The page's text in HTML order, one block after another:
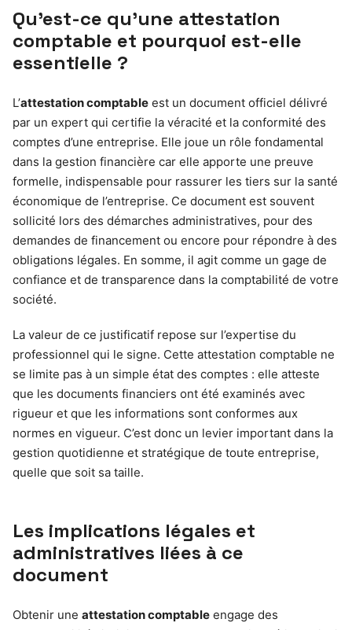
Qu’est-ce qu’une attestation
comptable et pourquoi est-elle
essentielle ?
L’attestation comptable est un document officiel délivré
par un expert qui certifie la véracité et la conformité des
comptes d’une entreprise. Elle joue un rôle fondamental
dans la gestion financière car elle apporte une preuve
formelle, indispensable pour rassurer les tiers sur la santé
économique de l’entreprise. Ce document est souvent
sollicité lors des démarches administratives, pour des
demandes de financement ou encore pour répondre à des
obligations légales. En somme, il agit comme un gage de
confiance et de transparence dans la comptabilité de votre
société.
La valeur de ce justificatif repose sur l’expertise du
professionnel qui le signe. Cette attestation comptable ne
se limite pas à un simple état des comptes : elle atteste
que les documents financiers ont été examinés avec
rigueur et que les informations sont conformes aux
normes en vigueur. C’est donc un levier important dans la
gestion quotidienne et stratégique de toute entreprise,
quelle que soit sa taille.
Les implications légales et
administratives liées à ce
document
Obtenir une attestation comptable engage des